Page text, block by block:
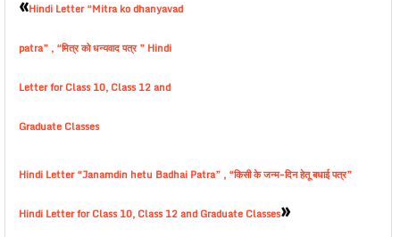
Hindi Letter “Mitra ko dhanyavad
patra” , “मित्र को धन्यवाद पत्र ” Hindi
Letter for Class 10, Class 12 and
Graduate Classes
Hindi Letter “Janamdin hetu Badhai Patra” , “किसी के जन्म-दिन हेतू बधाई पत्र”
Hindi Letter for Class 10, Class 12 and Graduate Classes»